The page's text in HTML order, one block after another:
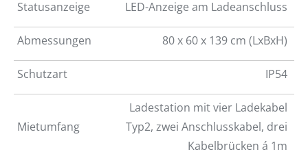
Statusanzeige LED-Anzeige am Ladeanschluss
Abmessungen 80 x 60 x 139 cm (LxBxH)
Schutzart IP54
Mietumfang
Ladestation mit vier Ladekabel
Typ2, zwei Anschlusskabel, drei
Kabelbrücken á 1m